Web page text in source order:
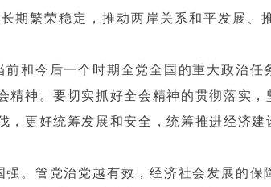
期繁荣稳定，推动两岸关系和平发展、
和今后一个时期全党全国的重大政治
精神。要切实抓好全会精神的贯彻落实
，更好统筹发展和安全，统筹推进经济
。管党治党越有效，经济社会发展的保